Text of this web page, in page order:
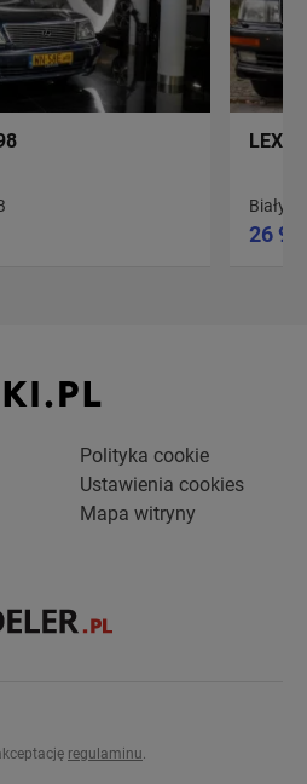
26
Polityka cookie
Ustawienia cookies
Mapa witryny
regulaminu